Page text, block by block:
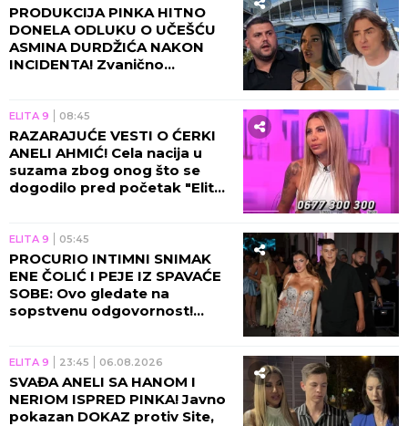
PRODUKCIJA PINKA HITNO
DONELA ODLUKU O UČEŠĆU
ASMINA DURDŽIĆA NAKON
INCIDENTA! Zvanično
pripravnosti!
ELITA 9 08:45
RAZARAJUĆE VESTI O ĆERKI
ANELI AHMIĆ! Cela nacija u
suzama zbog onog što se
dogodilo pred početak "Elite
ELITA 9 05:45
PROCURIO INTIMNI SNIMAK
ENE ČOLIĆ I PEJE IZ SPAVAĆE
SOBE: Ovo gledate na
sopstvenu odgovornost!
ELITA 9 23:45 06.08.2026
SVAĐA ANELI SA HANOM I
NERIOM ISPRED PINKA! Javno
pokazan DOKAZ protiv Site,